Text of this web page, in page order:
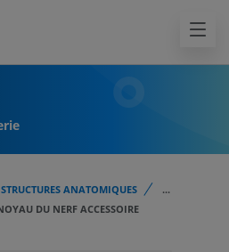
STRUCTURES ANATOMIQUES
...
DU NERF ACCESSOIRE